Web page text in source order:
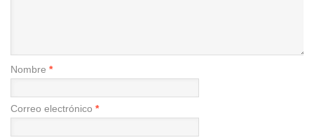
Nombre *
Correo electrónico *